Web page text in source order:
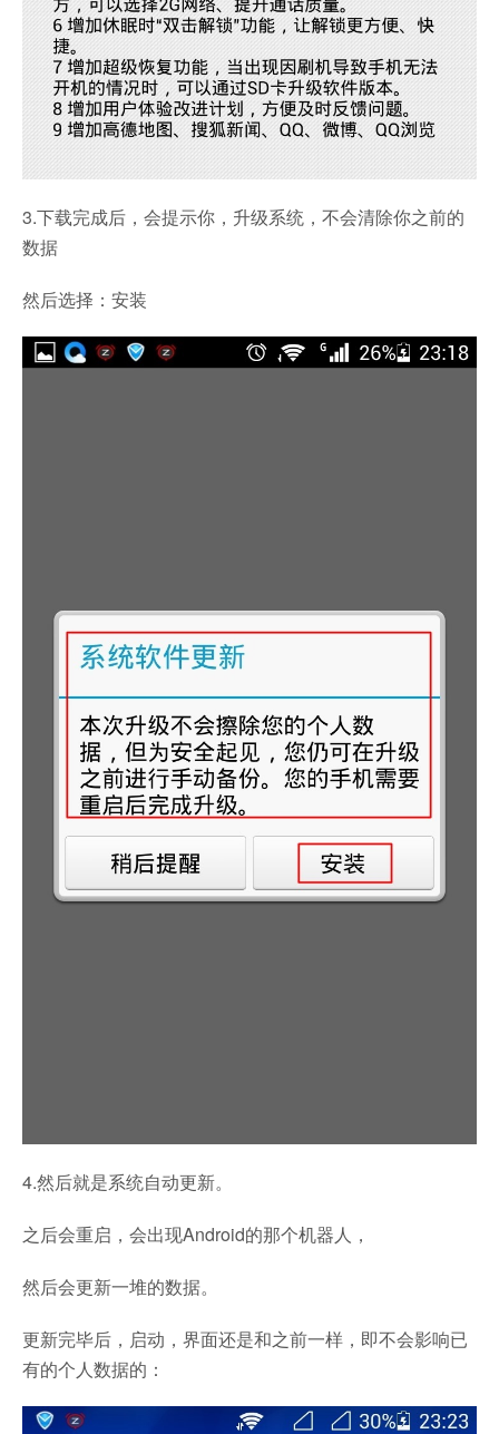
3.下载完成后，会提示你，升级系统，不会清除你之前的
数据
然后选择：安装
4.然后就是系统自动更新。
之后会重启，会出现Android的那个机器人，
然后会更新一堆的数据。
更新完毕后，启动，界面还是和之前一样，即不会影响已
有的个人数据的：